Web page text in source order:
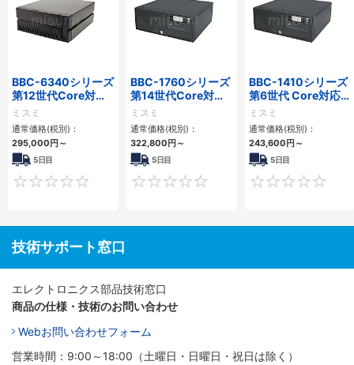
BBC-6340シリーズ
第12世代Core対応
小型フロアマウント
PC2PCI/2PCIe
ミスミ
通常価格(税別)：
295,000円～
5日目
0
BBC-1760シリーズ
第14世代Core対応
小型フロアマウント
3PCIe
ミスミ
通常価格(税別)：
322,800円～
5日目
0
BBC-1410シリーズ
第6世代 Core対応フ
ロアマウントFAPC
3PCI・3PCIe
ミスミ
通常価格(税別)：
243,600円～
5日目
技術サポート窓口
エレクトロニクス部品技術窓口
商品の仕様・技術のお問い合わせ
Webお問い合わせフォーム
営業時間：9:00～18:00（土曜日・日曜日・祝日は除く）